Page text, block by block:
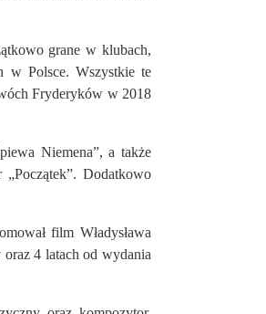
grane w klubach,
w Polsce. Wszystkie te
Fryderyków w 2018
Niemena”, a także
Dodatkowo
film Władysława
4 latach od wydania